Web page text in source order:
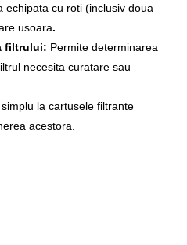
echipata cu roti (inclusiv doua
usoara.
filtrului: Permite determinarea
necesita curatare sau
la cartusele filtrante
acestora.